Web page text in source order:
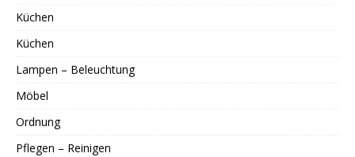
Küchen
Küchen
Lampen – Beleuchtung
Möbel
Ordnung
Pflegen – Reinigen